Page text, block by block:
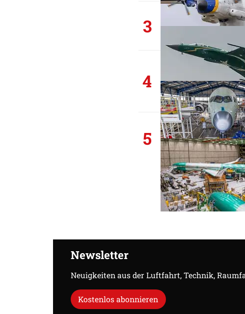
3
4
5
Newsletter
Neuigkeiten aus der Luftfahrt, Technik,
Kostenlos abonnieren